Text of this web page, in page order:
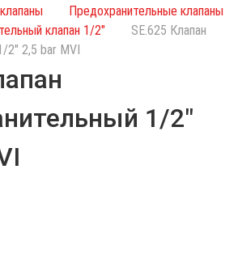
Предохранительные клапаны
клапан 1/2"
SE.625 Клапан
2" 2,5 bar MVI
1/2"